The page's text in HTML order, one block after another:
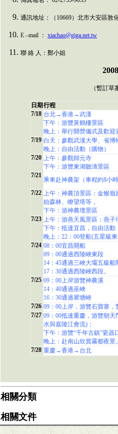
通訊地址：（ 10669）北市大安區
E –mail ： xiachao@giga.net.tw
聯 絡 人：鄭小姐
200
（暫訂
日期行程
7/18 台北→香港→武漢
下午：游覽黃鶴樓景區
晚上：舉行開營儀式及歡迎
7/19 白天：參觀武漢大學、省
晚上：自由活動（購物）
7/20 上午：參觀歸元寺
下午：游覽東湖聽濤景區
7/21
乘車赴神農架（車程約8小時
7/22 上午：神農頂景區：金猴
始森林、瞭望塔等，
下午：游神農壇景區
7/23 上午：游燕天風景區：燕子
下午：抵達宜昌，自由活動
晚上：22：00登船(五星級
7/24 08：00宜昌開船
09：00通過西陵峽東段
14：45通過三峽大壩五級船
17：30通過西陵峽西段。
7/25 09：00上岸游覽神農溪
14：40通過巫峽
16：30通過瞿塘峽
7/26 09：00上岸，游覽石寶寨，
7/27 09：00抵達重慶，游覽朝
水與嘉陵江會流)；
下午：游覽“千年古鎮”瓷器
晚上：赴南山欣賞霧都夜景。
7/28 重慶→香港→台北
相關分類
相關文件